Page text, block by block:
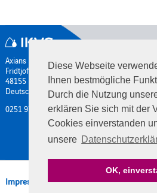
Diese Webseite
Ihnen bestmögliche
Durch die Nutzung
erklären Sie sich mit der
Cookies einverstanden
unsere
OK,
Axians IKVS GmbH
Fridtjof-Nansen Weg 5
48155 Münster
Deutschland
0251 971398-00
Impressum |Datenschutzerklärung